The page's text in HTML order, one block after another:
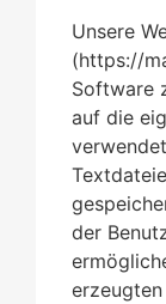
Unsere
(https://
Software
auf die
der